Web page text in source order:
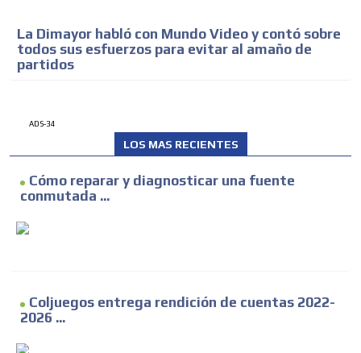
La Dimayor habló con Mundo Video y contó sobre
todos sus esfuerzos para evitar al amaño de
partidos
ADS-34
LOS MAS RECIENTES
Cómo reparar y diagnosticar una fuente
conmutada ...
Coljuegos entrega rendición de cuentas 2022-
2026 ...